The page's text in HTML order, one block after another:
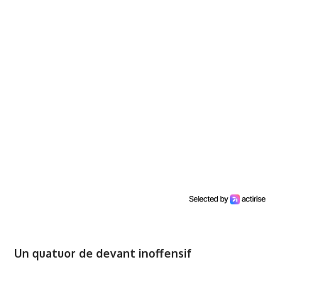
Un quatuor de devant inoffensif